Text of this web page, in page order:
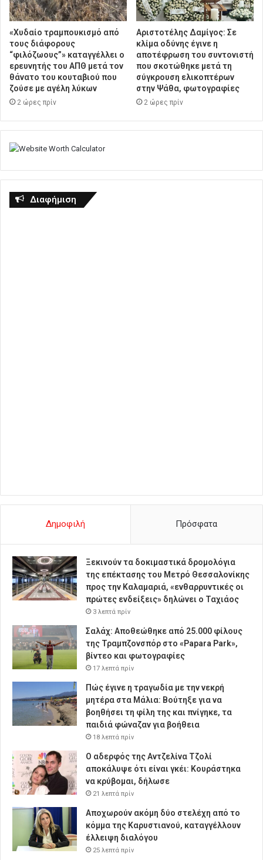
«Χυδαίο τραμπουκισμό από
τους διάφορους
“φιλόζωους”» καταγγέλλει ο
ερευνητής του ΑΠΘ μετά τον
θάνατο του κουταβιού που
ζούσε με αγέλη λύκων
2 ώρες πρίν
Αριστοτέλης Δαμίγος: Σε
κλίμα οδύνης έγινε η
αποτέφρωση του συντονιστή
που σκοτώθηκε μετά τη
σύγκρουση ελικοπτέρων
στην Ψάθα, φωτογραφίες
2 ώρες πρίν
Διαφήμιση
Δημοφιλή Πρόσφατα
Ξεκινούν τα δοκιμαστικά δρομολόγια
της επέκτασης του Μετρό Θεσσαλονίκης
προς την Καλαμαριά, «ενθαρρυντικές οι
πρώτες ενδείξεις» δηλώνει ο Ταχιάος
3 λεπτά πρίν
Σαλάχ: Αποθεώθηκε από 25.000 φίλους
της Τραμπζονσπόρ στο «Papara Park»,
βίντεο και φωτογραφίες
17 λεπτά πρίν
Πώς έγινε η τραγωδία με την νεκρή
μητέρα στα Μάλια: Βούτηξε για να
βοηθήσει τη φίλη της και πνίγηκε, τα
παιδιά φώναζαν για βοήθεια
18 λεπτά πρίν
Ο αδερφός της Αντζελίνα Τζολί
αποκάλυψε ότι είναι γκέι: Κουράστηκα
να κρύβομαι, δήλωσε
21 λεπτά πρίν
Αποχωρούν ακόμη δύο στελέχη από το
κόμμα της Καρυστιανού, καταγγέλλουν
έλλειψη διαλόγου
25 λεπτά πρίν